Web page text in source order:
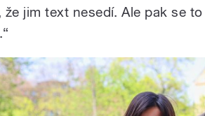
že jim text nesedí. Ale pak se